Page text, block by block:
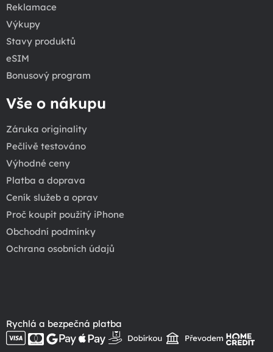
Reklamace
Výkupy
Stavy produktů
eSIM
Bonusový program
Vše o nákupu
Záruka originality
Pečlivě testováno
Výhodné ceny
Platba a doprava
Ceník služeb a oprav
Proč koupit použitý iPhone
Obchodní podmínky
Ochrana osobních údajů
Rychlá a bezpečná platba